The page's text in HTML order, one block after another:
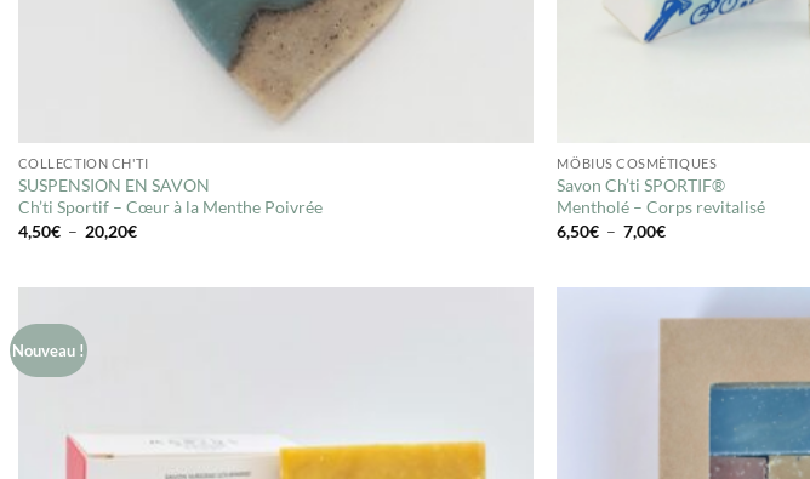
COLLECTION CH'TI
SUSPENSION EN SAVON
Ch’ti Sportif – Cœur à la Menthe Poivrée
4,50€ – 20,20€Plage
MÖBIUS COSMÉTIQUES
Savon Ch’ti SPORTIF®
Mentholé – Corps revitalisé
6,50€ – 7,00€Plage
7,00€
Nouveau !